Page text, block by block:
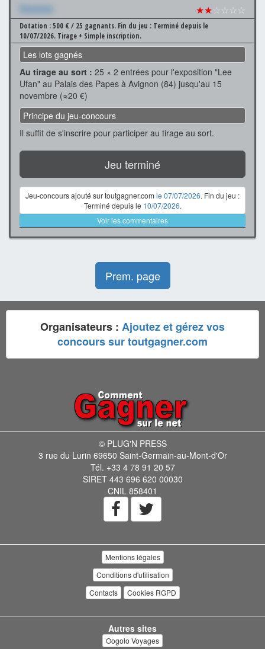
Xxxxxxx ★★☆☆☆☆
Dotation : 500 € / 25 gagnants. Fin du jeu : Terminé depuis le
10/07/2026. Tirage + Simple inscription.
Les lots gagnés
Au tirage au sort : 25 × 2 entrées pour l'exposition "Lee
Ufan" au Palais des Papes à Avignon (84) jusqu'au 15
novembre (≈20 €)
Principe du jeu-concours
Il suffit de s'inscrire pour participer au tirage au sort.
Jeu terminé
Jeu-concours ajouté sur toutgagner.com le 07/07/2026. Fin du jeu :
Terminé depuis le 10/07/2026.
Voir les commentaires
Prem. page
Organisateurs : Ajoutez et gérez vos
concours sur toutgagner.com
© PLUG'N PRESS
3 rue du Lurin 69650 Saint-Germain-au-Mont-d'Or
Tél. +33 4 78 91 20 57
SIRET 443 696 620 00030
CNIL 858401
Mentions légales
Conditions d'utilisation
Contacts
Cookies RGPD
Autres sites
Oogolo Voyages